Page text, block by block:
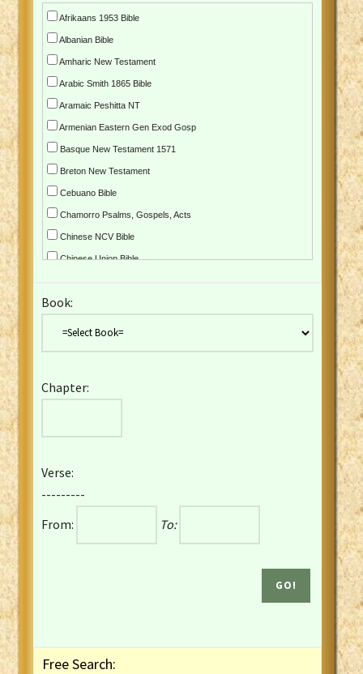
Afrikaans 1953 Bible
Albanian Bible
Amharic New Testament
Arabic Smith 1865 Bible
Aramaic Peshitta NT
Armenian Eastern Gen Exod Gosp
Basque New Testament 1571
Breton New Testament
Cebuano Bible
Chamorro Psalms, Gospels, Acts
Chinese NCV Bible
Chinese Union Bible
Czech Kralicka Bible
English YLT 1898 Bible
French Darby Bible
French Louis Segond Bible
Gaelic (Manx) Selections
Gaelic (Scottish) Mark
Book:
Chapter:
Verse:
---------
From:
To:
Free Search: